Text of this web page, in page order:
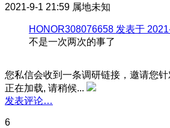
2021-9-1 21:59 属地未知
HONOR308076658 发表于
不是一次两次的事了
您私信会收到一条调研链接，邀请您针
正在加载, 请稍候...
发表评论…
6